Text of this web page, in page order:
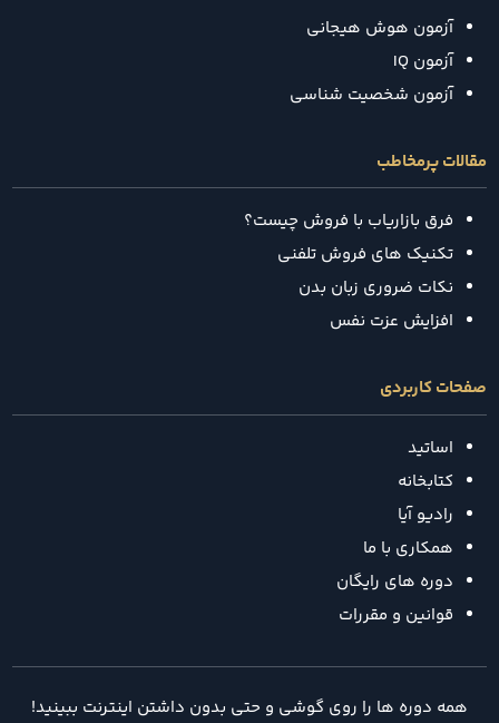
آزمون هوش هیجانی
آزمون IQ
آزمون شخصیت شناسی
مقالات پرمخاطب
فرق بازاریاب با فروش چیست؟
تکنیک‌ های فروش تلفنی
نکات ضروری زبان بدن
افزایش عزت نفس
صفحات کاربردی
اساتید
کتابخانه
رادیو آیا
همکاری با ما
دوره های رایگان
قوانین و مقررات
همه دوره ها را روی گوشی و حتی بدون داشتن اینترنت ببینید!